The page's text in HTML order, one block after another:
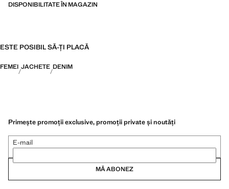
DISPONIBILITATE ÎN MAGAZIN
ESTE POSIBIL SĂ-ȚI PLACĂ
FEMEI JACHETE DENIM
Primește promoții exclusive, promoții private și noutăți
E-mail
MĂ ABONEZ